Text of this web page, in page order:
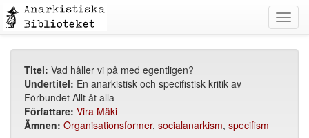
Titel: Vad håller vi på med egentligen?
Undertitel: En anarkistisk och specifistisk kritik av
Förbundet Allt åt alla
Författare: Vira Mäki
Ämnen: Organisationsformer, socialanarkism, specifism